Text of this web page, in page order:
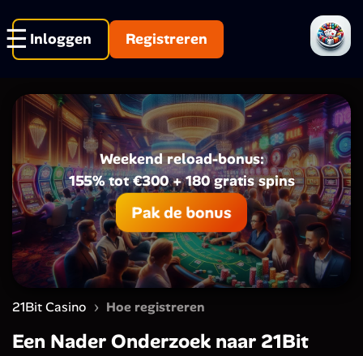
Inloggen Registreren
Weekend reload-bonus:
155% tot €300 + 180 gratis spins
Pak de bonus
21Bit Casino › Hoe registreren
Een Nader Onderzoek naar 21Bit